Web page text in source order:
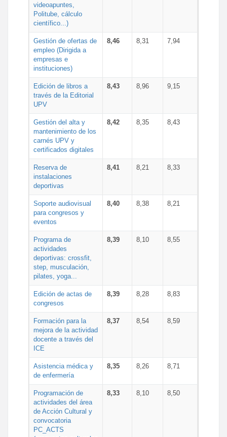
videoapuntes,
Politube, cálculo
científico...)
Gestión de ofertas de
empleo (Dirigida a
empresas e
instituciones)
8,46 8,31 7,94
Edición de libros a
través de la Editorial
UPV
8,43 8,96 9,15
Gestión del alta y
mantenimiento de los
carnés UPV y
certificados digitales
8,42 8,35 8,43
Reserva de
instalaciones
deportivas
8,41 8,21 8,33
Soporte audiovisual
para congresos y
eventos
8,40 8,38 8,21
Programa de
actividades
deportivas: crossfit,
step, musculación,
pilates, yoga...
8,39 8,10 8,55
Edición de actas de
congresos
8,39 8,28 8,83
Formación para la
mejora de la actividad
docente a través del
ICE
8,37 8,54 8,59
Asistencia médica y
de enfermería
8,35 8,26 8,71
Programación de
actividades del área
de Acción Cultural y
convocatoria
PC_ACTS
8,33 8,10 8,50